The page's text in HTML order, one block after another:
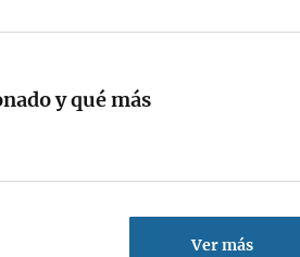
y qué más
Ver más